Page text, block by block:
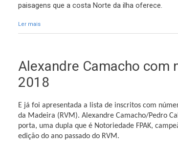
paisagens que a costa Norte da ilha oferece.
Ler maisacerca de O Município de Santana apoia o Rali Vinho
Alexandre Camacho com
2018
E já foi apresentada a lista de inscritos com
da Madeira (RVM). Alexandre Camacho/Pedro
porta, uma dupla que é Notoriedade FPAK,
edição do ano passado do RVM.